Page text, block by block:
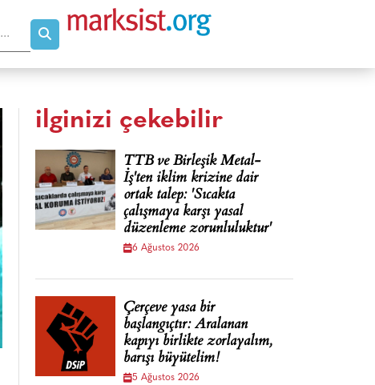
ilginizi çekebilir
TTB ve Birleşik Metal-
İş'ten iklim krizine dair
ortak talep: 'Sıcakta
çalışmaya karşı yasal
düzenleme zorunluluktur'
6 Ağustos 2026
Çerçeve yasa bir
başlangıçtır: Aralanan
kapıyı birlikte zorlayalım,
barışı büyütelim!
5 Ağustos 2026